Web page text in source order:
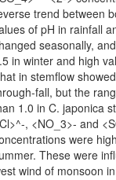
trend between
of pH in rainfall
seasonally,
in winter and high
in stemflow
fall, but the
1.0 in C. japonica
, <NO_3>- and
were
These were
wind of monsoon